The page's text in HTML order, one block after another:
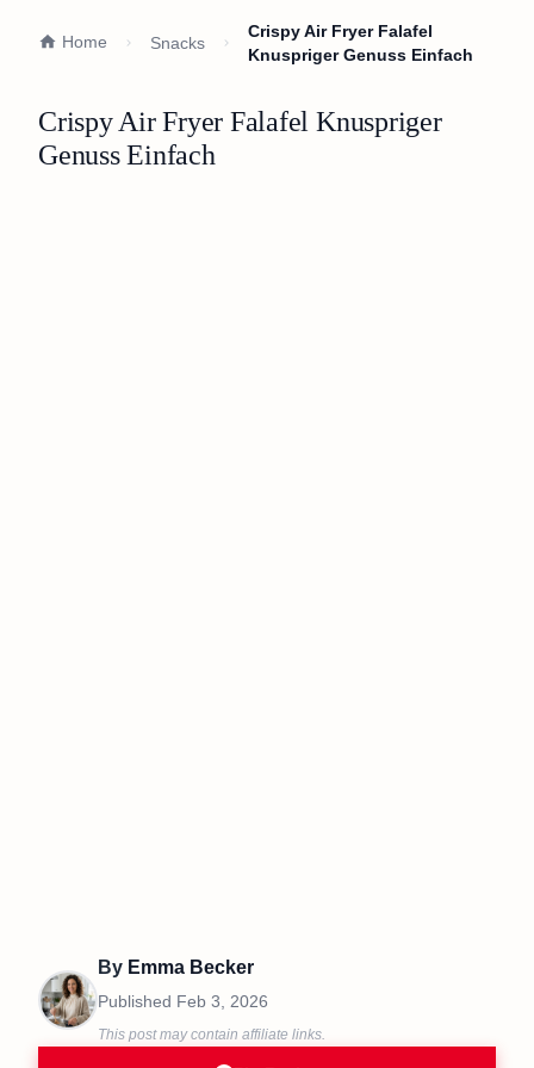
Home Snacks
Crispy Air Fryer Falafel
Knuspriger Genuss Einfach
Crispy Air Fryer Falafel Knuspriger
Genuss Einfach
By Emma Becker
Published Feb 3, 2026
This post may contain affiliate links.